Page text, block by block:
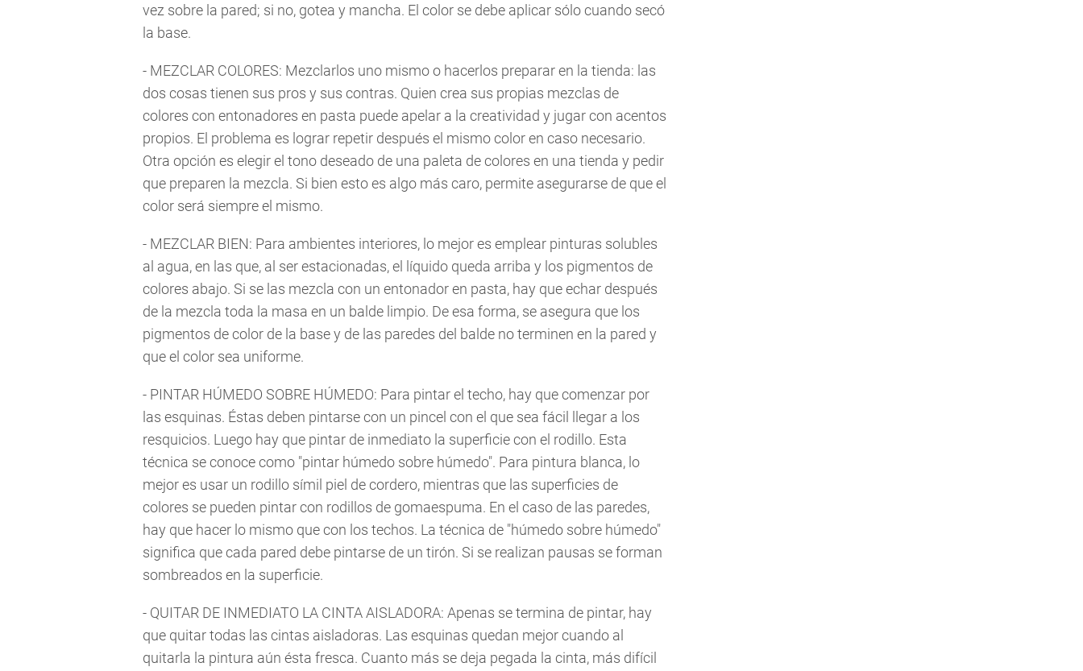
vez sobre la pared; si no, gotea y mancha. El color se debe aplicar sólo cuando secó
la base.
- MEZCLAR COLORES: Mezclarlos uno mismo o hacerlos preparar en la tienda: las
dos cosas tienen sus pros y sus contras. Quien crea sus propias mezclas de
colores con entonadores en pasta puede apelar a la creatividad y jugar con acentos
propios. El problema es lograr repetir después el mismo color en caso necesario.
Otra opción es elegir el tono deseado de una paleta de colores en una tienda y pedir
que preparen la mezcla. Si bien esto es algo más caro, permite asegurarse de que el
color será siempre el mismo.
- MEZCLAR BIEN: Para ambientes interiores, lo mejor es emplear pinturas solubles
al agua, en las que, al ser estacionadas, el líquido queda arriba y los pigmentos de
colores abajo. Si se las mezcla con un entonador en pasta, hay que echar después
de la mezcla toda la masa en un balde limpio. De esa forma, se asegura que los
pigmentos de color de la base y de las paredes del balde no terminen en la pared y
que el color sea uniforme.
- PINTAR HÚMEDO SOBRE HÚMEDO: Para pintar el techo, hay que comenzar por
las esquinas. Éstas deben pintarse con un pincel con el que sea fácil llegar a los
resquicios. Luego hay que pintar de inmediato la superficie con el rodillo. Esta
técnica se conoce como "pintar húmedo sobre húmedo". Para pintura blanca, lo
mejor es usar un rodillo símil piel de cordero, mientras que las superficies de
colores se pueden pintar con rodillos de gomaespuma. En el caso de las paredes,
hay que hacer lo mismo que con los techos. La técnica de "húmedo sobre húmedo"
significa que cada pared debe pintarse de un tirón. Si se realizan pausas se forman
sombreados en la superficie.
- QUITAR DE INMEDIATO LA CINTA AISLADORA: Apenas se termina de pintar, hay
que quitar todas las cintas aisladoras. Las esquinas quedan mejor cuando al
quitarla la pintura aún ésta fresca. Cuanto más se deja pegada la cinta, más difícil